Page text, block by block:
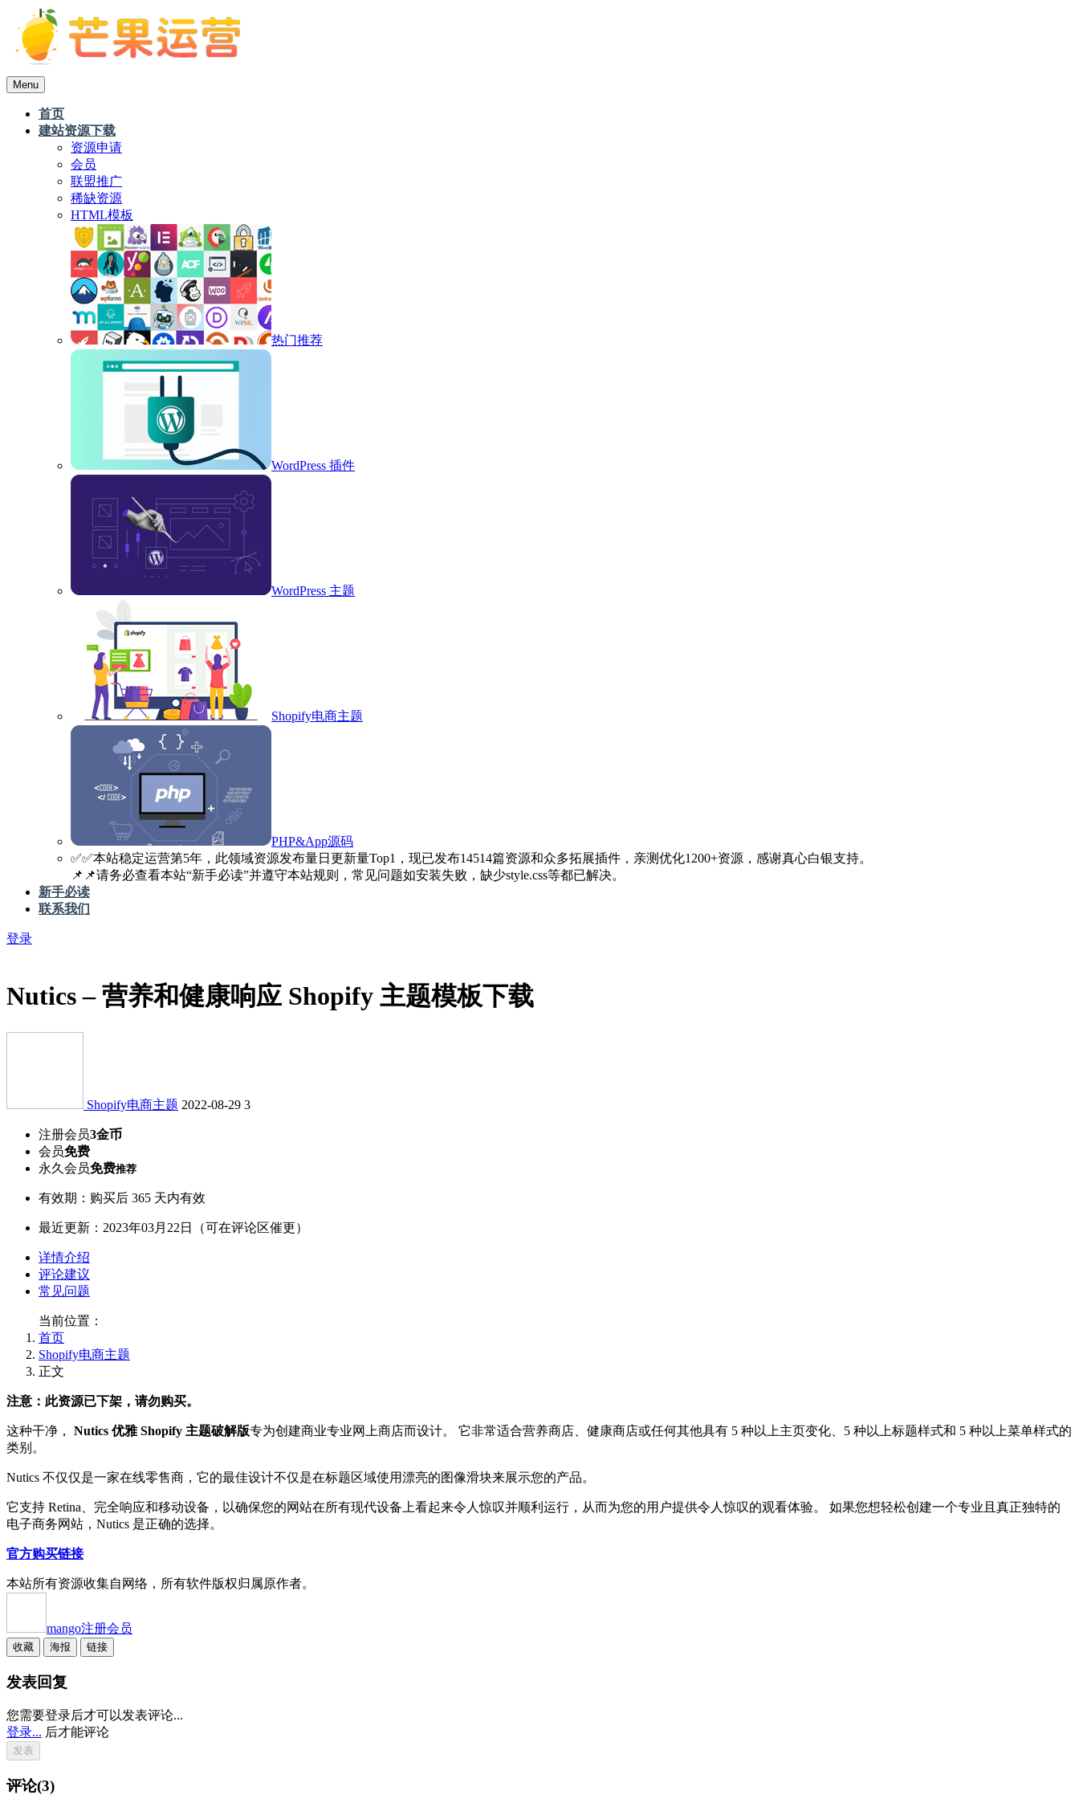
Menu
首页
建站资源下载
资源申请
会员
联盟推广
稀缺资源
HTML模板
热门推荐
WordPress 插件
WordPress 主题
Shopify电商主题
PHP&App源码
✅️✅️本站稳定运营第5年，此领域资源发布量日更新量Top1，现已发布14514篇资源和众多拓展插件，亲测优化1200+资源，感谢真心白银支持。
📌📌请务必查看本站“新手必读”并遵守本站规则，常见问题如安装失败，缺少style.css等都已解决。
新手必读
联系我们
登录
Nutics – 营养和健康响应 Shopify 主题模板下载
Shopify电商主题 2022-08-29 3
注册会员3金币
会员免费
永久会员免费推荐
有效期：购买后 365 天内有效
最近更新：2023年03月22日（可在评论区催更）
详情介绍
评论建议
常见问题
当前位置：
首页
Shopify电商主题
正文
注意：此资源已下架，请勿购买。
这种干净， Nutics 优雅 Shopify 主题破解版专为创建商业专业网上商店而设计。 它非常适合营养商店、健康商店或任何其他具有 5 种以上主页变化、5 种以上标题样式和 5 种以上菜单样式的
类别。
Nutics 不仅仅是一家在线零售商，它的最佳设计不仅是在标题区域使用漂亮的图像滑块来展示您的产品。
它支持 Retina、完全响应和移动设备，以确保您的网站在所有现代设备上看起来令人惊叹并顺利运行，从而为您的用户提供令人惊叹的观看体验。 如果您想轻松创建一个专业且真正独特的
电子商务网站，Nutics 是正确的选择。
官方购买链接
本站所有资源收集自网络，所有软件版权归属原作者。
mango注册会员
收藏 海报 链接
发表回复
您需要登录后才可以发表评论...
登录... 后才能评论
评论(3)